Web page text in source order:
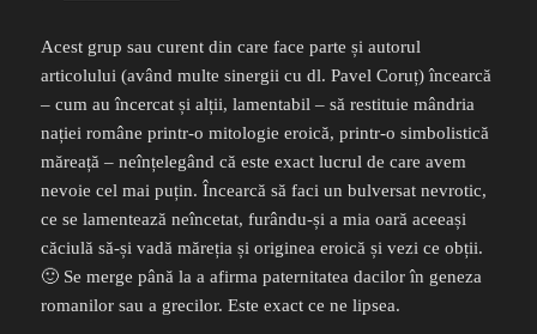
Acest grup sau curent din care face parte și autorul
articolului (având multe sinergii cu dl. Pavel Coruț) încearcă
– cum au încercat și alții, lamentabil – să restituie mândria
nației române printr-o mitologie eroică, printr-o simbolistică
măreață – neînțelegând că este exact lucrul de care avem
nevoie cel mai puțin. Încearcă să faci un bulversat nevrotic,
ce se lamentează neîncetat, furându-și a mia oară aceeași
căciulă să-și vadă măreția și originea eroică și vezi ce obții.
🙂 Se merge până la a afirma paternitatea dacilor în geneza
romanilor sau a grecilor. Este exact ce ne lipsea.